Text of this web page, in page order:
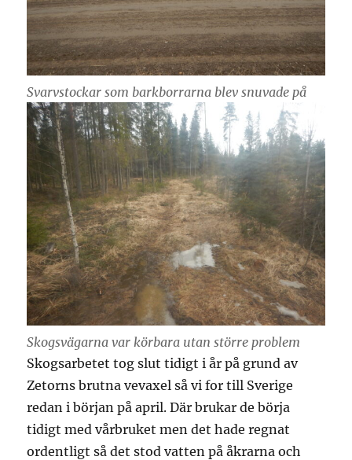
Svarvstockar som barkborrarna blev snuvade på
Skogsvägarna var körbara utan större problem
Skogsarbetet tog slut tidigt i år på grund av
Zetorns brutna vevaxel så vi for till Sverige
redan i början på april. Där brukar de börja
tidigt med vårbruket men det hade regnat
ordentligt så det stod vatten på åkrarna och